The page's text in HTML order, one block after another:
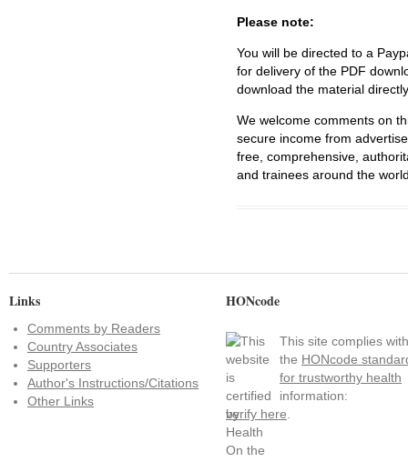
Please note:
You will be directed to a
for delivery of the PDF
download the material
We welcome comments on
secure income from
free, comprehensive,
and trainees around the
Links
Comments by Readers
Country Associates
Supporters
Author's Instructions/Citations
Other Links
HONcode
This site complies with
the HONcode
for trustworthy health
information:
verify here.